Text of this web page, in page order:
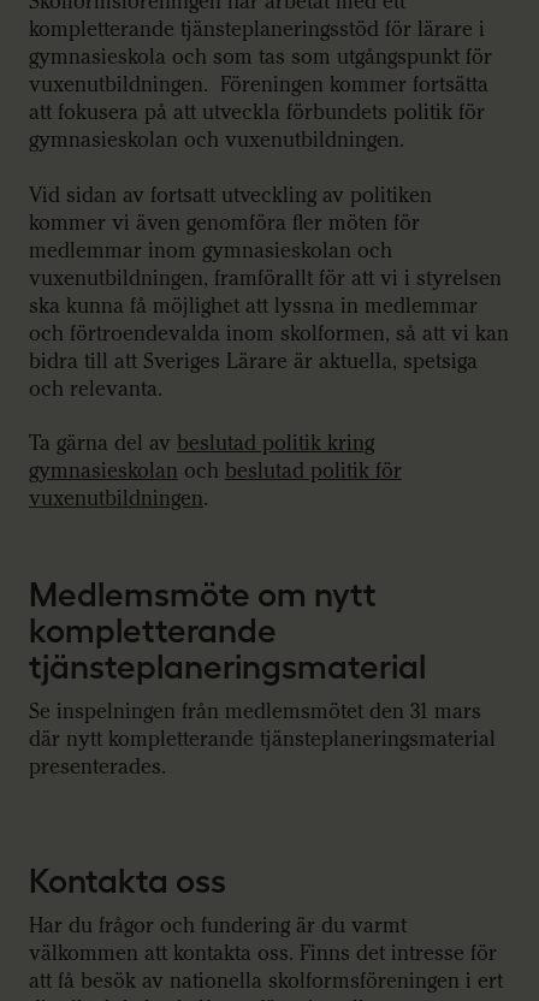
kompletterande tjänsteplaneringsstöd för lärare i
gymnasieskola och som tas som utgångspunkt för
vuxenutbildningen. Föreningen kommer fortsätta
att fokusera på att utveckla förbundets politik för
gymnasieskolan och vuxenutbildningen.
Vid sidan av fortsatt utveckling av politiken
kommer vi även genomföra fler möten för
medlemmar inom gymnasieskolan och
vuxenutbildningen, framförallt för att vi i styrelsen
ska kunna få möjlighet att lyssna in medlemmar
och förtroendevalda inom skolformen, så att vi kan
bidra till att Sveriges Lärare är aktuella, spetsiga
och relevanta.
Ta gärna del av beslutad politik kring
gymnasieskolan och beslutad politik för
vuxenutbildningen.
Medlemsmöte om nytt
kompletterande
tjänsteplaneringsmaterial
Se inspelningen från medlemsmötet den 31 mars
där nytt kompletterande tjänsteplaneringsmaterial
presenterades.
Kontakta oss
Har du frågor och fundering är du varmt
välkommen att kontakta oss. Finns det intresse för
att få besök av nationella skolformsföreningen i ert